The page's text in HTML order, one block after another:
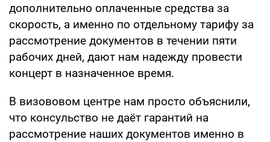
дополнительно оплаченные средства за
скорость, а именно по отдельному тарифу за
рассмотрение документов в течении пяти
рабочих дней, дают нам надежду провести
концерт в назначенное время.
В визововом центре нам просто объяснили,
что консульство не даёт гарантий на
рассмотрение наших документов именно в